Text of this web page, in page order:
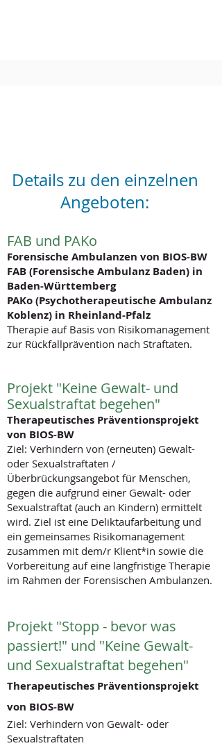
Details zu den einzelnen
Angeboten:
FAB und PAKo
Forensische Ambulanzen von BIOS-BW
FAB (Forensische Ambulanz Baden) in
Baden-Württemberg
PAKo (Psychotherapeutische Ambulanz
Koblenz) in Rheinland-Pfalz
Therapie auf Basis von Risikomanagement
zur Rückfallprävention nach Straftaten.
Projekt "Keine Gewalt- und
Sexualstraftat begehen"
Therapeutisches Präventionsprojekt
von BIOS-BW
Ziel: Verhindern von (erneuten) Gewalt-
oder Sexualstraftaten /
Überbrückungsangebot für Menschen,
gegen die aufgrund einer Gewalt- oder
Sexualstraftat (auch an Kindern) ermittelt
wird. Ziel ist eine Deliktaufarbeitung und
ein gemeinsames Risikomanagement
zusammen mit dem/r Klient*in sowie die
Vorbereitung auf eine langfristige Therapie
im Rahmen der Forensischen Ambulanzen.
Projekt "Stopp - bevor was
passiert!" und "Keine Gewalt-
und Sexualstraftat begehen"
Therapeutisches Präventionsprojekt
von BIOS-BW
Ziel: Verhindern von Gewalt- oder
Sexualstraftaten